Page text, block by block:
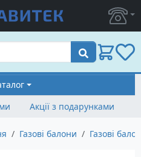
Пошук
Акції з подарунками
Газові балони Газові